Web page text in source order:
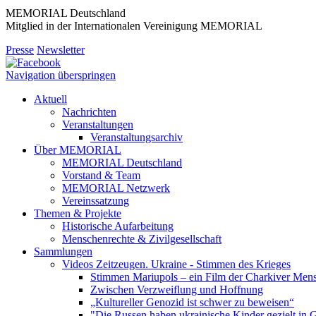
MEMORIAL Deutschland
Mitglied in der Internationalen Vereinigung MEMORIAL
Presse Newsletter
Navigation überspringen
Aktuell
Nachrichten
Veranstaltungen
Veranstaltungsarchiv
Über MEMORIAL
MEMORIAL Deutschland
Vorstand & Team
MEMORIAL Netzwerk
Vereinssatzung
Themen & Projekte
Historische Aufarbeitung
Menschenrechte & Zivilgesellschaft
Sammlungen
Videos Zeitzeugen. Ukraine - Stimmen des Krieges
Stimmen Mariupols – ein Film der Charkiver
Zwischen Verzweiflung und Hoffnung
„Kultureller Genozid ist schwer zu beweisen“